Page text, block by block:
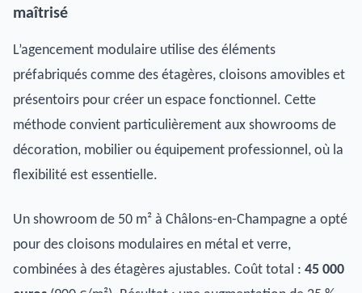
maîtrisé
L’agencement modulaire utilise des éléments
préfabriqués comme des étagères, cloisons amovibles et
présentoirs pour créer un espace fonctionnel. Cette
méthode convient particulièrement aux showrooms de
décoration, mobilier ou équipement professionnel, où la
flexibilité est essentielle.
Un showroom de 50 m² à Châlons-en-Champagne a opté
pour des cloisons modulaires en métal et verre,
combinées à des étagères ajustables. Coût total : 45 000